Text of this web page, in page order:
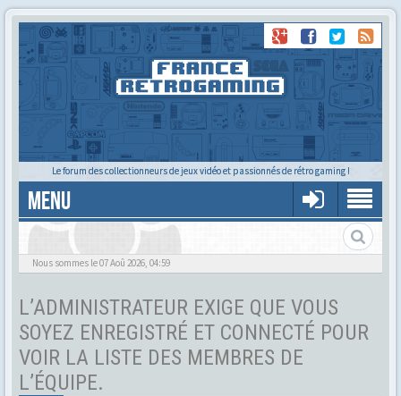
Le forum des collectionneurs de jeux vidéo et passionnés de rétro gaming !
MENU
Tu cherches quelqu'un ?
Nous sommes le 07 Aoû 2026, 04:59
L’ADMINISTRATEUR EXIGE QUE VOUS
SOYEZ ENREGISTRÉ ET CONNECTÉ POUR
VOIR LA LISTE DES MEMBRES DE
L’ÉQUIPE.